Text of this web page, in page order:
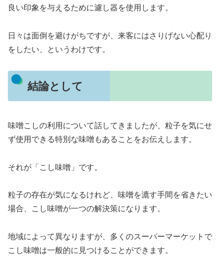
良い印象を与えるために濾し器を使用します。
日々は面倒を避けがちですが、来客にはさりげない心配り
をしたい、というわけです。
結論として
味噌こしの利用について話してきましたが、粒子を気にせ
ず使用できる特別な味噌もあることをお伝えします。
それが「こし味噌」です。
粒子の存在が気になるけれど、味噌を漉す手間を省きたい
場合、こし味噌が一つの解決策になります。
地域によって異なりますが、多くのスーパーマーケットで
こし味噌は一般的に見つけることができます。